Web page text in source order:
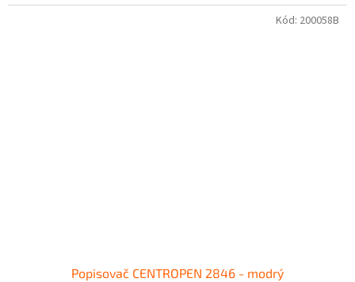
Popisovač CENTROPEN 2846 - modrý
Kód: 200058B